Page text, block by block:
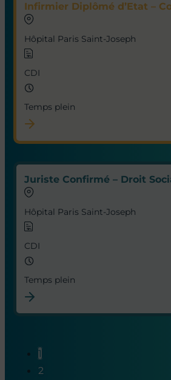
Infirmier Diplômé d’Etat –
Hôpital Paris Saint-Joseph
CDI
Temps plein
Juriste Confirmé – Droit
Hôpital Paris Saint-Joseph
CDI
Temps plein
1
2